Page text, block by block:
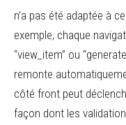
n’a pas été adaptée à
exemple, chaque
“view_item” ou
remonte
côté front peut
façon dont les